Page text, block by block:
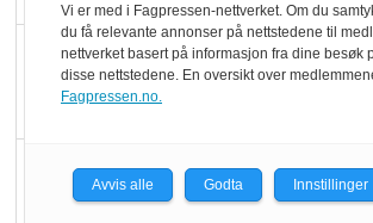
Slik
ølsalget
Færre varer,
hyller
Vi er med i Fagpressen-nettverket. Om du
du få relevante annonser på nettstedene til
nettverket basert på informasjon fra dine besøk
disse nettstedene. En oversikt over
Fagpressen.no.
Avvis alle Godta Innstillinger